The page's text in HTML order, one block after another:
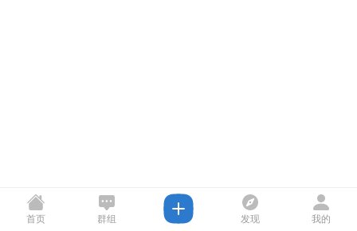
首页 群组 发现 我的